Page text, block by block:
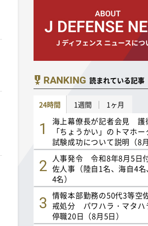
RANKING 読まれている記事
24時間 1週間 1ヶ月
海上幕僚長が記者会見 護
「ちょうかい」のトマホ
試験成功について説明（8月
人事発令 令和8年8月5日
佐人事（陸自1名、海自4名
4名）
情報本部勤務の50代3等空
戒処分 パワハラ・マタハ
停職20日（8月5日）